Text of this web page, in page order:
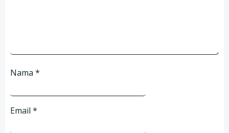
Nama *
Email *